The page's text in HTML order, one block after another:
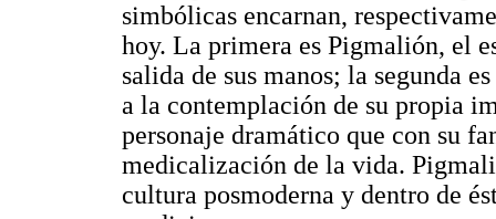
simbólicas encarnan,
hoy. La primera es Pigmalión, el
salida de sus manos; la segunda
a la contemplación de su propia
personaje dramático que con su
medicalización de la vida.
cultura posmoderna y dentro de